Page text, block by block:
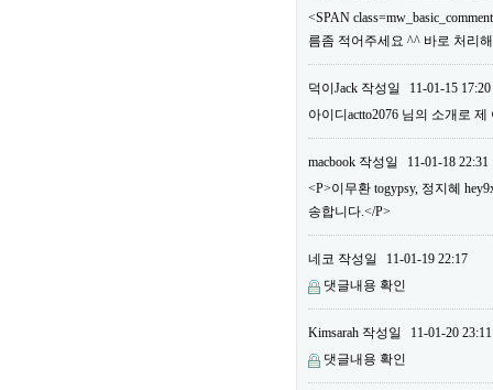
<SPAN
름좀 적어주세요 ^^ 바로 처리
덕이Jack 작성일
11-01-15 17:20
아이디actto2076 님의 소개로
macbook 작성일
11-01-18 22:31
<P>이무환 togypsy, 정지혜
송합니다.</P>
네코 작성일
11-01-19 22:17
댓글내용 확인
Kimsarah 작성일
11-01-20 23:11
댓글내용 확인